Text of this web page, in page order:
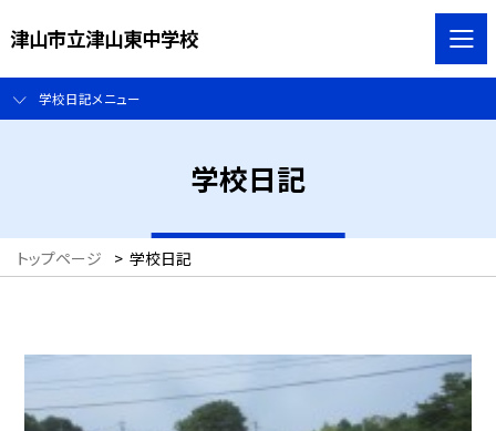
津山市立津山東中学校
学校日記メニュー
学校日記
トップページ > 学校日記